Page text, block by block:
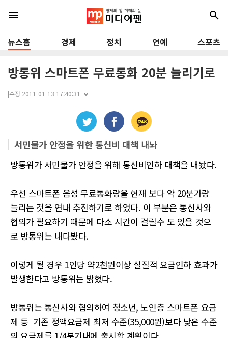
menu search
뉴스홈 경제 정치 연예 스포츠
방통위 스마트폰 무료통화 20분 늘리기로
|수정 2011-01-13 17:40:31
서민물가 안정을 위한 통신비 대책 내놔
방통위가 서민물가 안정을 위해 통신비인하 대책을 내놨다.
우선 스마트폰 음성 무료통화량을 현재 보다 약 20분가량
늘리는 것을 연내 추진하기로 하였다. 이 부분은 통신사와
협의가 필요하기 때문에 다소 시간이 걸릴수 도 있을 것으
로 방통위는 내다봤다.
이렇게 될 경우 1인당 약2천원이상 실질적 요금인하 효과가
발생한다고 방통위는 밝혔다.
방통위는 통신사와 협의하여 청소년, 노인층 스마트폰 요금
제 등 기존 정액요금제 최저 수준(35,000원)보다 낮은 수준